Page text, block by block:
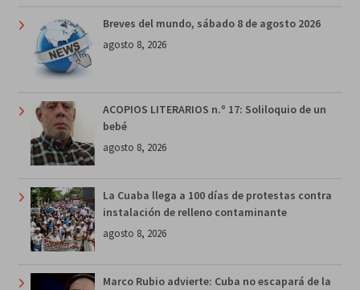
Breves del mundo, sábado 8 de agosto 2026
agosto 8, 2026
ACOPIOS LITERARIOS n.º 17: Soliloquio de un
bebé
agosto 8, 2026
La Cuaba llega a 100 días de protestas contra
instalación de relleno contaminante
agosto 8, 2026
Marco Rubio advierte: Cuba no escapará de la